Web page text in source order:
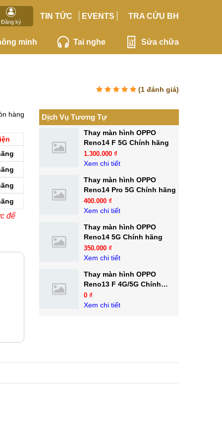
Đăng ký
TIN TỨC EVENTS TRA CỨU BH
minh Tai nghe Sửa chữa
(1 đánh giá)
hàng
để
Dịch Vụ Tương Tự
Thay màn hình OPPO
Reno14 F 5G Chính hãng
1.300.000 ₫
Xem chi tiết
Thay màn hình OPPO
Reno14 Pro 5G Chính hãng
400.000 ₫
Xem chi tiết
Thay màn hình OPPO
Reno14 5G Chính hãng
350.000 ₫
Xem chi tiết
Thay màn hình OPPO
Reno13 F 4G/5G Chính
hãng
0 ₫
Xem chi tiết